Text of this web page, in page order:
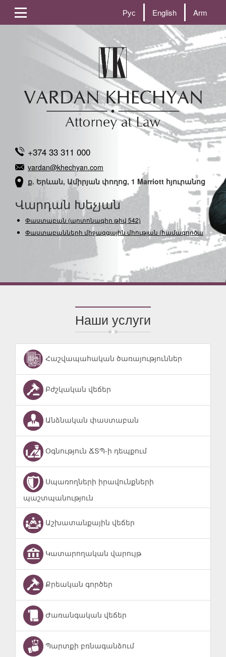
Рус English Arm
+374 33 311 000
vardan@khechyan.com
ք. Երևան, Ամիրյան փողոց, 1 Marriott հյուրանոց
Վարդան Խեչյան
Փաստաբան (արտոնագիր թիվ 542)
Փաստաբանների միջազգային միության
Наши услуги
Հաշվապահական ծառայություններ
Բժշկական վեճեր
Անձնական փաստաբան
Օգնություն ՃՏՊ-ի դեպքում
Սպառողների իրավունքների
պաշտպանություն
Աշխատանքային վեճեր
Կատարողական վարույթ
Քրեական գործեր
Ժառանգական վեճեր
Պարտքի բռնագանձում